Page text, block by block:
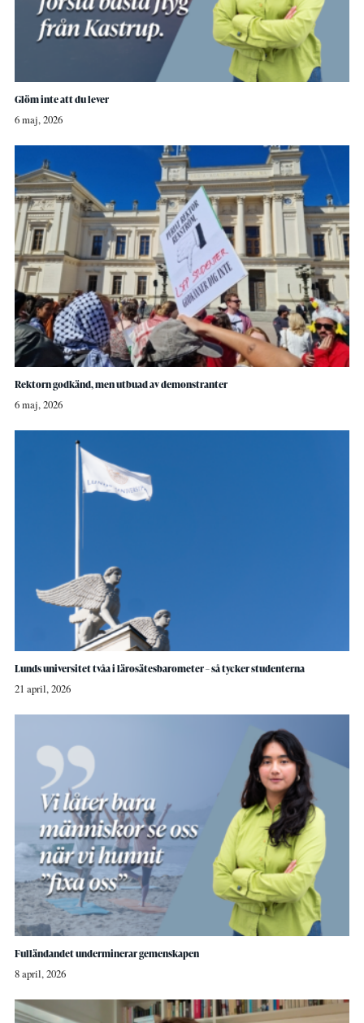
Glöm inte att du lever
6 maj, 2026
Rektorn godkänd, men utbuad av demonstranter
6 maj, 2026
Lunds universitet tvåa i lärosätesbarometer – så tycker studenterna
21 april, 2026
Fulländandet underminerar gemenskapen
8 april, 2026